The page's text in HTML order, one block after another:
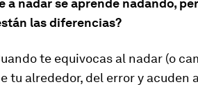
a nadar se aprende nadando,
las diferencias?
te equivocas al nadar (o
tu alrededor, del error y acuden